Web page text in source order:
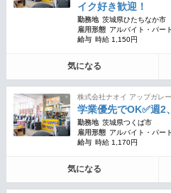
イク好き歓迎！
勤務地 茨城県ひたちなか市
雇用形態 アルバイト・パート
給与 時給 1,150円
気になる
株式会社ナオイ アップガレ
学業優先でOK✅週2
勤務地 茨城県つくば市
雇用形態 アルバイト・パート
給与 時給 1,170円
気になる